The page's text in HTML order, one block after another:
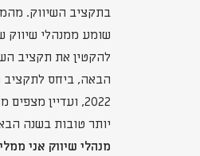
בתקציב השיווק.
שומע ממנהלי
להקטין את תקציב
הבאה, ביחס לתקציב
2022, ועדיין
יותר טובות בשנה
מנהלי שיווק אני